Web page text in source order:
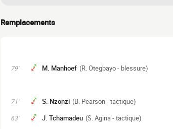
Remplacements
79' M. Manhoef (R. Otegbayo - blessure)
71' S. Nzonzi (B. Pearson - tactique)
63' J. Tchamadeu (S. Agina - tactique)